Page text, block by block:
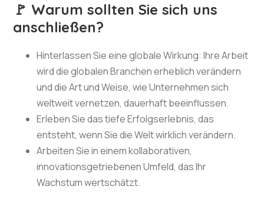
🚩 Warum sollten Sie sich uns
anschließen?
Hinterlassen Sie eine globale Wirkung: Ihre Arbeit
wird die globalen Branchen erheblich verändern
und die Art und Weise, wie Unternehmen sich
weltweit vernetzen, dauerhaft beeinflussen.
Erleben Sie das tiefe Erfolgserlebnis, das
entsteht, wenn Sie die Welt wirklich verändern.
Arbeiten Sie in einem kollaborativen,
innovationsgetriebenen Umfeld, das Ihr
Wachstum wertschätzt.